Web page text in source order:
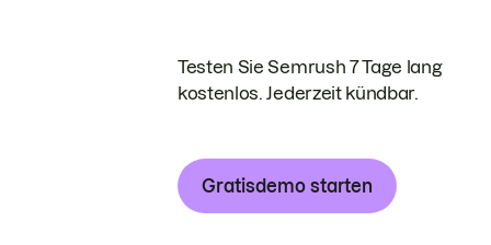
Testen Sie Semrush 7 Tage lang
kostenlos. Jederzeit kündbar.
Gratisdemo starten